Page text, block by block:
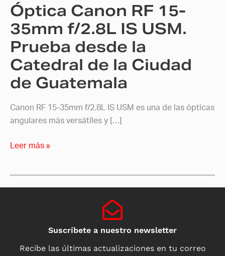
Óptica Canon RF 15-
35mm f/2.8L IS USM.
Prueba desde la
Catedral de la Ciudad
de Guatemala
Canon RF 15-35mm f/2.8L IS USM es una de las ópticas
angulares más versátiles y […]
Prueba
desde
la
Catedral
de
la
Ciudad
Guatemala
Leer más »
Suscríbete a nuestro newsletter
Recibe las últimas actualizaciones en tu correo